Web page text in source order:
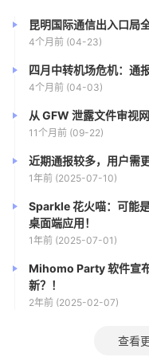
昆明国际通信出入口局
4个月前 (04-23)
四月中转机场危机：通
4个月前 (04-03)
从 GFW 泄露文件审视
11个月前 (09-22)
近期通报较多，用户需
1年前 (2025-07-10)
Sparkle 花火喵：可能
桌面端应用！
1年前 (2025-07-01)
Mihomo Party 软件宣
新？！
2年前 (2025-02-07)
查看